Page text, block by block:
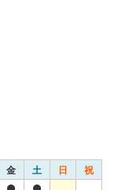
金 土 日 祝